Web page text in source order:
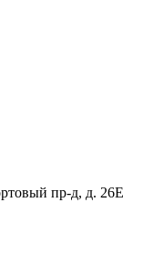
пр-д, д. 26Е